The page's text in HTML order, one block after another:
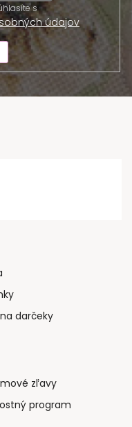
Vložením e-mailu súhlasíte s
údajov
darčeky
zľavy
program